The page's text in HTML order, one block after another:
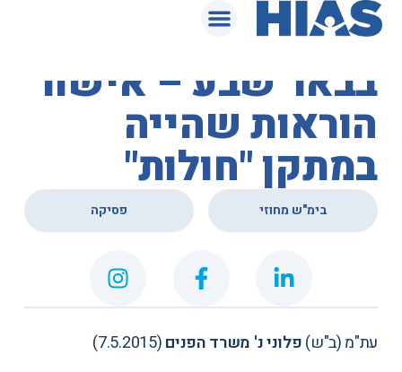
המאגר המשפטי
בית המשפט המחוזי
בבאר שבע – אישור
הוראות שהייה
במתקן "חולות"
בימ"ש מחוזי פסיקה
עת"מ (ב"ש)פלוני נ' משרד הפנים(7.5.2015)